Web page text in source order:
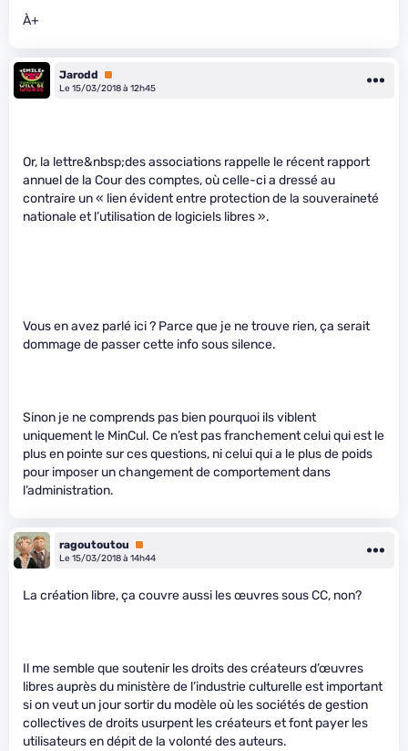
À+
Jarodd
Premium
Le 15/03/2018 à 12h45
Or, la lettre&nbsp;des associations rappelle le récent rapport
annuel de la Cour des comptes, où celle-ci a dressé au
contraire un « lien évident entre protection de la souveraineté
nationale et l’utilisation de logiciels libres ».
Vous en avez parlé ici ? Parce que je ne trouve rien, ça serait
dommage de passer cette info sous silence.
Sinon je ne comprends pas bien pourquoi ils viblent
uniquement le MinCul. Ce n’est pas franchement celui qui est le
plus en pointe sur ces questions, ni celui qui a le plus de poids
pour imposer un changement de comportement dans
l’administration.
ragoutoutou
Premium
Le 15/03/2018 à 14h44
La création libre, ça couvre aussi les œuvres sous CC, non?
Il me semble que soutenir les droits des créateurs d’œuvres
libres auprès du ministère de l’industrie culturelle est important
si on veut un jour sortir du modèle où les sociétés de gestion
collectives de droits usurpent les créateurs et font payer les
utilisateurs en dépit de la volonté des auteurs.